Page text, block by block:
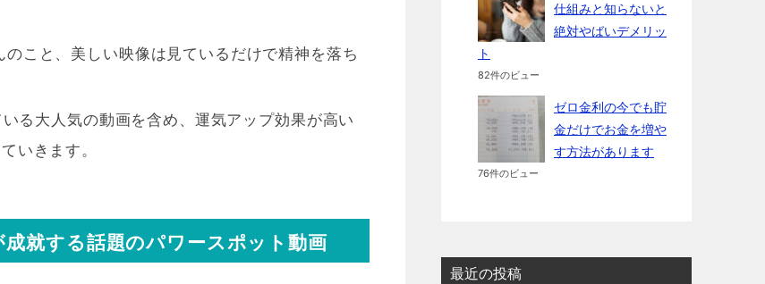
こと、美しい映像は見ているだけで精神を落ち
る大人気の動画を含め、運気アップ効果が高い
いきます。
就する話題のパワースポット動画
仕組みと知らないと
絶対やばいデメリッ
ト
82件のビュー
ゼロ金利の今でも貯
金だけでお金を増や
す方法があります
76件のビュー
最近の投稿